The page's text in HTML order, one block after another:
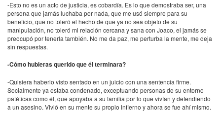
-Esto no es un acto de justicia, es cobardía. Es lo que demostraba ser, una
persona que jamás luchaba por nada, que me usó siempre para su
beneficio, que no toleró el hecho de que ya no sea objeto de su
manipulación, no toleró mi relación cercana y sana con Joaco, el jamás se
preocupó por tenerla también. No me da paz, me perturba la mente, me deja
sin respuestas.
-Cómo hubieras querido que él terminara?
-Quisiera haberlo visto sentado en un juicio con una sentencia firme.
Socialmente ya estaba condenado, exceptuando personas de su entorno
patéticas como él, que apoyaba a su familia por lo que vivían y defendiendo
a un asesino. Vivió en su mente su propio infierno y ahora se fue ahí mismo.